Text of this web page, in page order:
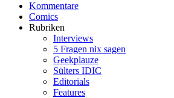
Kommentare
Comics
Rubriken
Interviews
5 Fragen nix sagen
Geekplauze
Sülters IDIC
Editorials
Features